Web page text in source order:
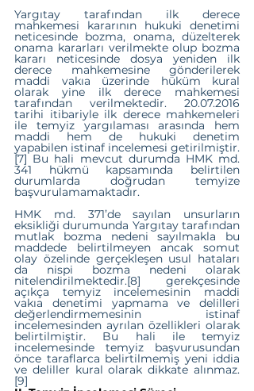
Yargıtay tarafından ilk derece
mahkemesi kararının hukuki denetimi
neticesinde bozma, onama, düzelterek
onama kararları verilmekte olup bozma
kararı neticesinde dosya yeniden ilk
derece mahkemesine gönderilerek
maddi vakıa üzerinde hüküm kural
olarak yine ilk derece mahkemesi
tarafından verilmektedir. 20.07.2016
tarihi itibariyle ilk derece mahkemeleri
ile temyiz yargılaması arasında hem
maddi hem de hukuki denetim
yapabilen istinaf incelemesi getirilmiştir.
[7] Bu hali mevcut durumda HMK md.
341 hükmü kapsamında belirtilen
durumlarda doğrudan temyize
başvurulamamaktadır.
HMK md. 371’de sayılan unsurların
eksikliği durumunda Yargıtay tarafından
mutlak bozma nedeni sayılmakla bu
maddede belirtilmeyen ancak somut
olay özelinde gerçekleşen usul hataları
da nispi bozma nedeni olarak
nitelendirilmektedir.[8] gerekçesinde
açıkça temyiz incelemesinin maddi
vakıa denetimi yapmama ve delilleri
değerlendirmemesinin istinaf
incelemesinden ayrılan özellikleri olarak
belirtilmiştir. Bu hali ile temyiz
incelemesinde temyiz başvurusundan
önce taraflarca belirtilmemiş yeni iddia
ve deliller kural olarak dikkate alınmaz.
[9]